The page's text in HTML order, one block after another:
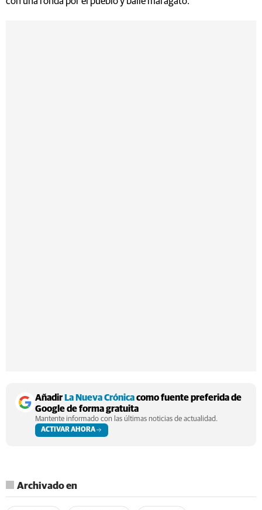
AñadirLa Nueva Crónicacomo fuente preferida de
Google de forma gratuita
Mantente informado con las últimas noticias de actualidad.
ACTIVAR AHORA
Archivado en